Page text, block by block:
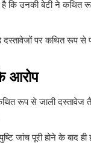
है कि उनकी बेटी ने
पर कथित रूप
आरोप
रूप से जाली दस्तावेज
जांच पूरी होने के बाद ही